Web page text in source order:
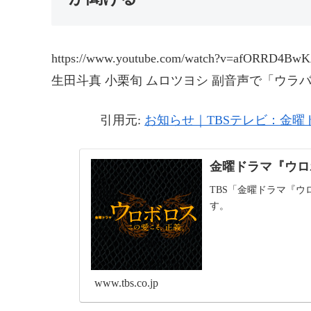
https://www.youtube.com/
生田斗真 小栗旬 ムロツヨシ 副音声で「ウラ
引用元: お知らせ｜TBSテレビ：金
金曜ドラマ『ウ
TBS「金曜ドラマ『ウ
す。
www.tbs.co.jp